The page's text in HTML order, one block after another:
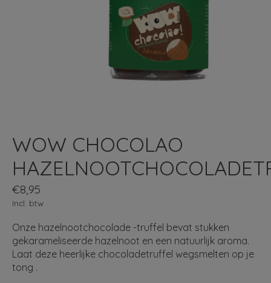
WOW CHOCOLAO
€8,95
Incl. btw
Onze hazelnootchocolade -truffel bevat stukken
gekarameliseerde hazelnoot en een natuurlijk aroma.
Laat deze heerlijke chocoladetruffel wegsmelten op je
tong .